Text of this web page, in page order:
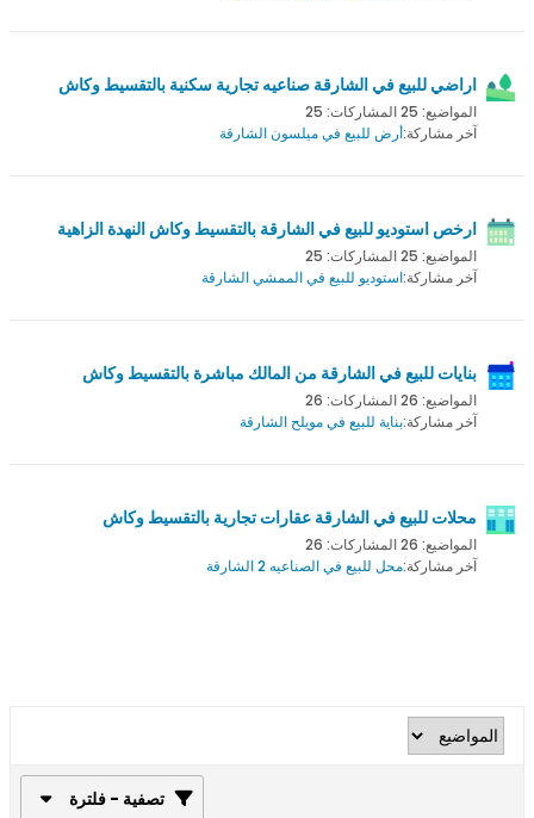
اراضي للبيع في الشارقة صناعيه تجارية سكنية بالتقسيط وكاش
المواضيع: 25 المشاركات: 25
آخر مشاركة:أرض للبيع في ميلسون الشارقة
ارخص استوديو للبيع في الشارقة بالتقسيط وكاش النهدة الزاهية
المواضيع: 25 المشاركات: 25
آخر مشاركة:استوديو للبيع في الممشي الشارقة
بنايات للبيع في الشارقة من المالك مباشرة بالتقسيط وكاش
المواضيع: 26 المشاركات: 26
آخر مشاركة:بناية للبيع في مويلح الشارقة
محلات للبيع في الشارقة عقارات تجارية بالتقسيط وكاش
المواضيع: 26 المشاركات: 26
آخر مشاركة:محل للبيع في الصناعيه 2 الشارقة
تصفية - فلترة